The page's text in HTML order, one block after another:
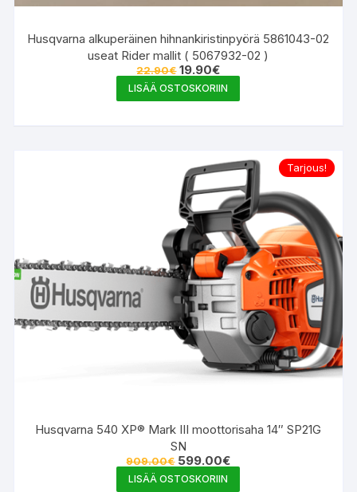
Husqvarna alkuperäinen hihnankiristinpyörä 5861043-02
useat Rider mallit ( 5067932-02 )
22.90€ Alkuperäinen
hinta
oli:
22.90€.
19.90€Nykyinen
hinta
on:
19.90€.
LISÄÄ OSTOSKORIIN
Tarjous!
Husqvarna 540 XP® Mark III moottorisaha 14″ SP21G
SN
909.00€ Alkuperäinen
hinta
oli:
599.00€Nykyinen
hinta
LISÄÄ OSTOSKORIIN